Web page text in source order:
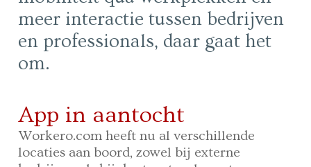
meer interactie tussen bedrijven
en professionals, daar gaat het
om.
App in aantocht
Workero.com heeft nu al verschillende
locaties aan boord, zowel bij externe